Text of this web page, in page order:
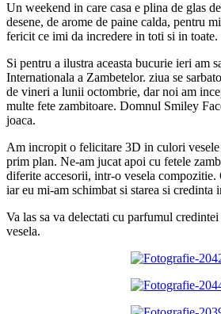
Un weekend in care casa e plina de glas
desene, de arome de paine calda, pentru
fericit ce imi da incredere in toti si in toate.
Si pentru a ilustra aceasta bucurie ieri am
Internationala a Zambetelor. ziua se
de vineri a lunii octombrie, dar noi am
multe fete zambitoare. Domnul Smiley
joaca.
Am incropit o felicitare 3D in culori vesele
prim plan. Ne-am jucat apoi cu fetele
diferite accesorii, intr-o vesela
iar eu mi-am schimbat si starea si credinta
Va las sa va delectati cu parfumul
vesela.